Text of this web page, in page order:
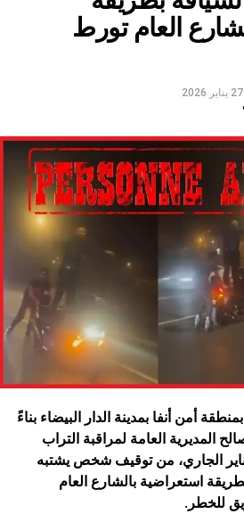
العام تورط
27 يناير 2026
أمن أنفا بمدينة الدار البيضاء بناءً
المديرية العامة لمراقبة التراب
يوم الاثنين 26 يناير الجاري، من توقيف شخص يشتبه
استعراضية بالشارع العام
للخطر .